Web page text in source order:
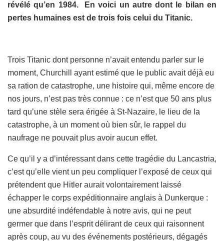
révélé qu’en 1984. En voici un autre dont le bilan en
pertes humaines est de trois fois celui du Titanic.
Trois Titanic dont personne n’avait entendu parler sur le
moment, Churchill ayant estimé que le public avait déjà eu
sa ration de catastrophe, une histoire qui, même encore de
nos jours, n’est pas très connue : ce n’est que 50 ans plus
tard qu’une stèle sera érigée à St-Nazaire, le lieu de la
catastrophe, à un moment où bien sûr, le rappel du
naufrage ne pouvait plus avoir aucun effet.
Ce qu’il y a d’intéressant dans cette tragédie du Lancastria,
c’est qu’elle vient un peu compliquer l’exposé de ceux qui
prétendent que Hitler aurait volontairement laissé
échapper le corps expéditionnaire anglais à Dunkerque :
une absurdité indéfendable à notre avis, qui ne peut
germer que dans l’esprit délirant de ceux qui raisonnent
après coup, au vu des événements postérieurs, dégagés